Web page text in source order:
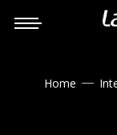
Home 